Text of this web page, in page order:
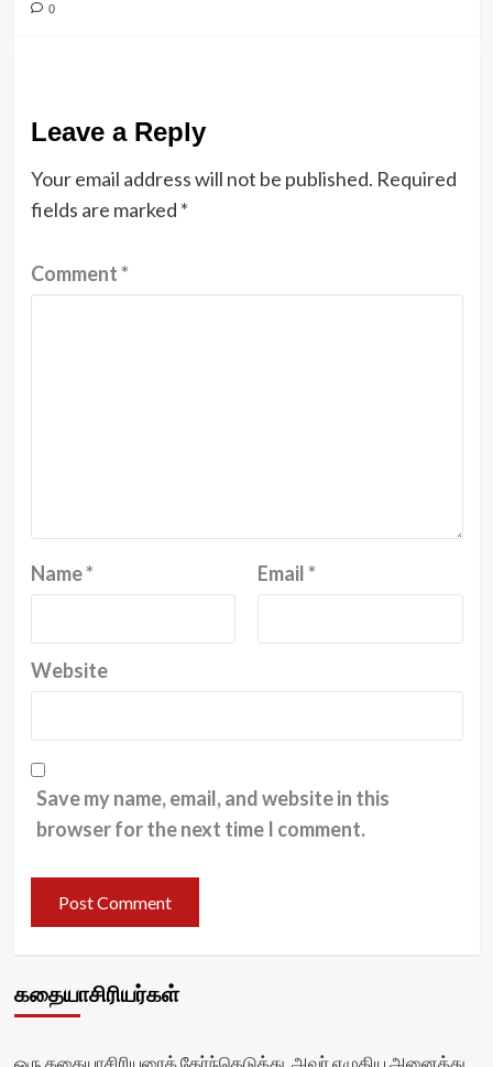
0
Leave a Reply
Your email address will not be published. Required
fields are marked *
Comment*
Name* Email*
Website
Save my name, email, and website in this
browser for the next time I comment.
கதையாசிரியர்கள்
ஒரு கதையாசிரியரைத் தேர்ந்தெடுத்து, அவர் எழுதிய அனைத்து